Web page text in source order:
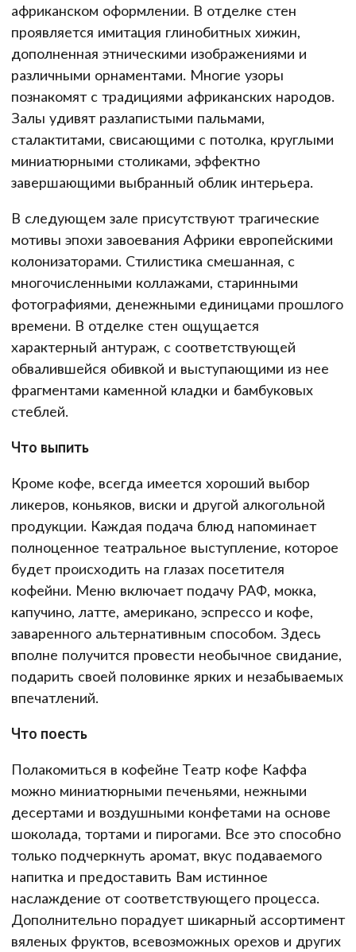
африканском оформлении. В отделке стен
проявляется имитация глинобитных хижин,
дополненная этническими изображениями и
различными орнаментами. Многие узоры
познакомят с традициями африканских народов.
Залы удивят разлапистыми пальмами,
сталактитами, свисающими с потолка, круглыми
миниатюрными столиками, эффектно
завершающими выбранный облик интерьера.
В следующем зале присутствуют трагические
мотивы эпохи завоевания Африки европейскими
колонизаторами. Стилистика смешанная, с
многочисленными коллажами, старинными
фотографиями, денежными единицами прошлого
времени. В отделке стен ощущается
характерный антураж, с соответствующей
обвалившейся обивкой и выступающими из нее
фрагментами каменной кладки и бамбуковых
стеблей.
Что выпить
Кроме кофе, всегда имеется хороший выбор
ликеров, коньяков, виски и другой алкогольной
продукции. Каждая подача блюд напоминает
полноценное театральное выступление, которое
будет происходить на глазах посетителя
кофейни. Меню включает подачу РАФ, мокка,
капучино, латте, американо, эспрессо и кофе,
заваренного альтернативным способом. Здесь
вполне получится провести необычное свидание,
подарить своей половинке ярких и незабываемых
впечатлений.
Что поесть
Полакомиться в кофейне Театр кофе Каффа
можно миниатюрными печеньями, нежными
десертами и воздушными конфетами на основе
шоколада, тортами и пирогами. Все это способно
только подчеркнуть аромат, вкус подаваемого
напитка и предоставить Вам истинное
наслаждение от соответствующего процесса.
Дополнительно порадует шикарный ассортимент
вяленых фруктов, всевозможных орехов и других